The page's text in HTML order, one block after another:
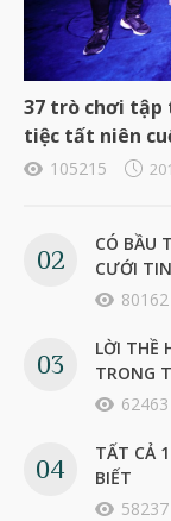
37 trò chơi tập
tiệc tất niên
105215
CÓ BẦU
CƯỚI
80162
LỜI THỀ
TRONG
62463
TẤT CẢ
BIẾT
58237